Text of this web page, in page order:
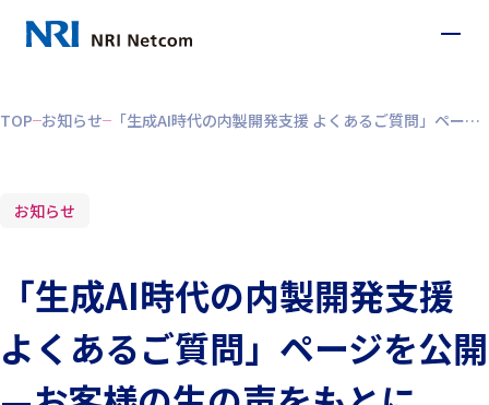
TOP お知らせ 「生成AI時代の内製開発支援 よくあるご質問」ページを公開 —お客様の生の声をもとに、Claude × AWS時代の最新解を5テーマに整理
お知らせ
「生成AI時代の内製開発支援
よくあるご質問」ページを公開